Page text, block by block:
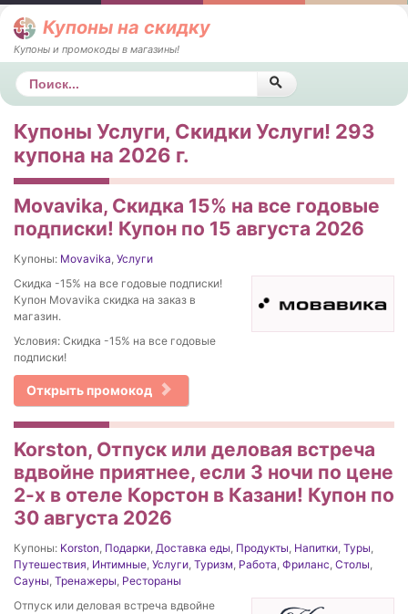
Купоны на скидку
Купоны и промокоды в магазины!
Поиск
Купоны Услуги, Скидки Услуги! 293
купона на 2026 г.
Movavika, Скидка 15% на все годовые
подписки! Купон по 15 августа 2026
Купоны: Movavika, Услуги
Скидка -15% на все годовые подписки!
Купон Movavika скидка на заказ в
магазин.
Условия: Скидка -15% на все годовые
подписки!
Открыть промокод
Korston, Отпуск или деловая встреча
вдвойне приятнее, если 3 ночи по цене
2-х в отеле Корстон в Казани! Купон по
30 августа 2026
Купоны: Korston, Подарки, Доставка еды, Продукты, Напитки, Туры,
Путешествия, Интимные, Услуги, Туризм, Работа, Фриланс, Столы,
Сауны, Тренажеры, Рестораны
Отпуск или деловая встреча вдвойне